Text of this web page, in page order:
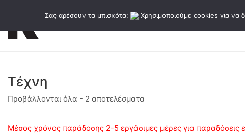
Εκδόσεις Κατάλογος
Τέχνη
Προβάλλονται όλα - 2 αποτελέσματα
Μέσος χρόνος παράδοσης 2-5 εργάσιμες μέρες για παραδόσεις
Σας αρέσουν τα μπισκότα; Χρησιμοποιούμε cookies για να